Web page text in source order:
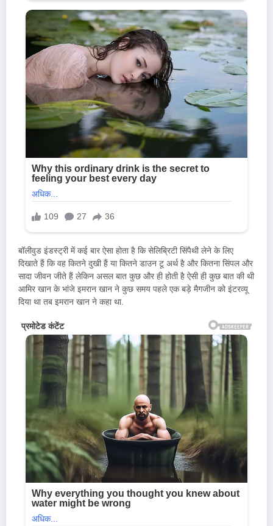
बॉलीवुड इंडस्ट्री में कई बार ऐसा होता है कि सेलिब्रिटी सिंपैथी लेने के लिए
दिखाते हैं कि वह कितने दुखी हैं या कितने डाउन टू अर्थ है और कितना सिंपल और
सादा जीवन जीते हैं लेकिन असल बात कुछ और ही होती है ऐसी ही कुछ बात की थी
आमिर खान के भांजे इमरान खान ने कुछ समय पहले एक बड़े मैगजीन को इंटरव्यू
दिया था तब इमरान खान ने कहा था.